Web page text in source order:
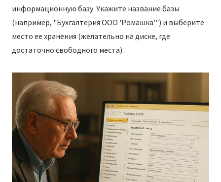
информационную базу. Укажите название базы
(например, "Бухгалтерия ООО 'Ромашка'") и выберите
место ее хранения (желательно на диске, где
достаточно свободного места).